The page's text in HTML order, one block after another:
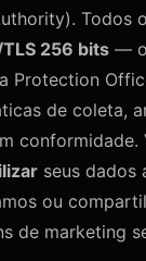
Todos
TLS 256 bits — o
Protection
de coleta,
seus dados
ou
de marketing